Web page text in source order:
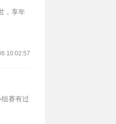
，享年
10:02:57
赛有过